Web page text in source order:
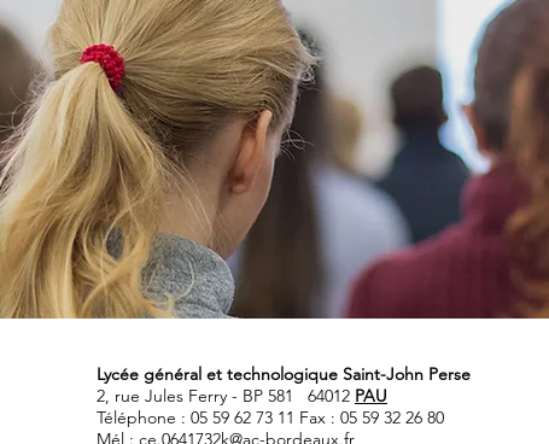
Lycée général et technologique Saint-John Perse
2, rue Jules Ferry - BP 581 64012 PAU
Téléphone : 05 59 62 73 11 Fax : 05 59 32 26 80
Mél : ce.0641732k@ac-bordeaux.fr